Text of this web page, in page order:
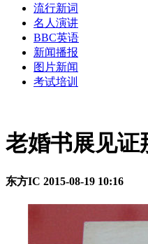
流行新词
名人演讲
BBC英语
新闻播报
图片新闻
考试培训
老婚书展见证
东方IC 2015-08-19 10:16